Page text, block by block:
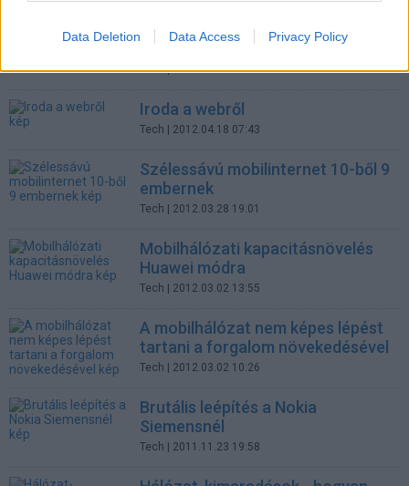
Data Deletion Data Access Privacy Policy
Az Apple feladta
Tech| 2012.05.14 17:58
Iroda a webről
Tech | 2012.04.18 07:43
Szélessávú mobilinternet 10-ből 9
embernek
Tech | 2012.03.28 19:01
Mobilhálózati kapacitásnövelés
Huawei módra
Tech | 2012.03.02 13:55
A mobilhálózat nem képes lépést
tartani a forgalom növekedésével
Tech | 2012.03.02 10:26
Brutális leépítés a Nokia
Siemensnél
Tech | 2011.11.23 19:58